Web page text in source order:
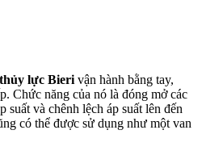
lực Bieri vận hành bằng tay,
Chức năng của nó là đóng mở các
suất và chênh lệch áp suất lên đến
có thể được sử dụng như một van